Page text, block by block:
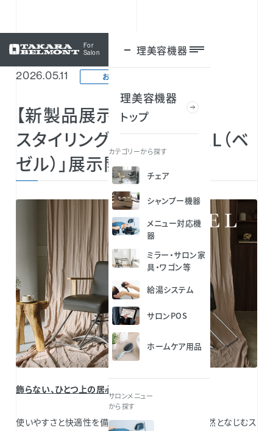
For
Salon
理美容機器
理美容機器
トップ
カテゴリーから探す
チェア
シャンプー機器
メニュー対応機
器
ミラー・サロン家
具・ワゴン等
給湯システム
サロンPOS
ホームケア用品
サロンメニュー
から探す
ログイン
2026.05.11 お知らせ
【新製品展示情報】
スタイリングチェア「BASEL（ベ
ゼル）」展示開始しました！
飾らない、ひとつ上の居心地「 BASEL（ベセル）」
使いやすさと快適性を備え、幅広いサロン空間に自然となじむス